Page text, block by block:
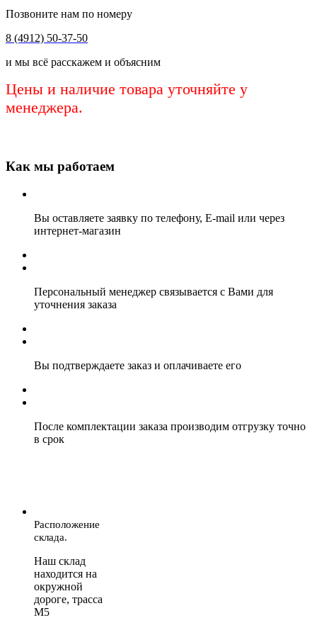
Позвоните нам по номеру
8 (4912) 50-37-50
и мы всё расскажем и объясним
Цены и наличие товара уточняйте у
менеджера.
Как мы работаем
Вы оставляете заявку по телефону, E-mail или через
интернет-магазин
Персональный менеджер связывается с Вами для
уточнения заказа
Вы подтверждаете заказ и оплачиваете его
После комплектации заказа производим отгрузку точно
в срок
Расположение
склада.
Наш склад
находится на
окружной
дороге, трасса
М5